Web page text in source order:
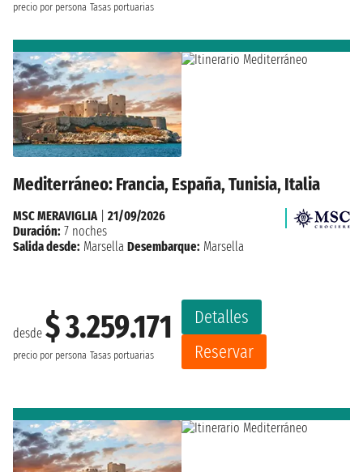
precio por persona Tasas portuarias
Mediterráneo: Francia, España, Tunisia, Italia
desde $ 3.259.171
precio por persona Tasas portuarias
Detalles
Reservar
MSC MERAVIGLIA| 21/09/2026
Duración: 7 noches
Salida desde: Marsella Desembarque: Marsella